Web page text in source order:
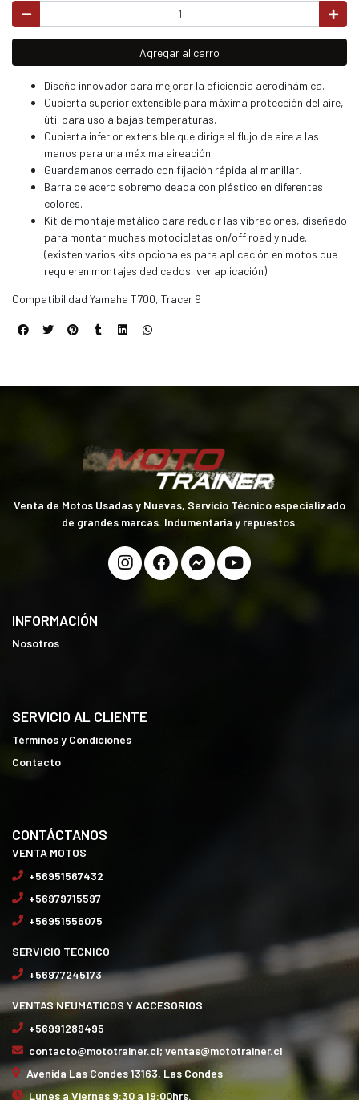
Agregar al carro
Diseño innovador para mejorar la eficiencia aerodinámica.
Cubierta superior extensible para máxima protección del aire,
útil para uso a bajas temperaturas.
Cubierta inferior extensible que dirige el flujo de aire a las
manos para una máxima aireación.
Guardamanos cerrado con fijación rápida al manillar.
Barra de acero sobremoldeada con plástico en diferentes
colores.
Kit de montaje metálico para reducir las vibraciones, diseñado
para montar muchas motocicletas on/off road y nude.
(existen varios kits opcionales para aplicación en motos que
requieren montajes dedicados, ver aplicación)
Compatibilidad Yamaha T700, Tracer 9
Venta de Motos Usadas y Nuevas, Servicio Técnico especializado
de grandes marcas. Indumentaria y repuestos.
INFORMACIÓN
Nosotros
SERVICIO AL CLIENTE
Términos y Condiciones
Contacto
CONTÁCTANOS
VENTA MOTOS
+56951567432
+56979715597
+56951556075
SERVICIO TECNICO
+56977245173
VENTAS NEUMATICOS Y ACCESORIOS
+56991289495
contacto@mototrainer.cl; ventas@mototrainer.cl
Avenida Las Condes 13163, Las Condes
Lunes a Viernes 9:30 a 19:00hrs.